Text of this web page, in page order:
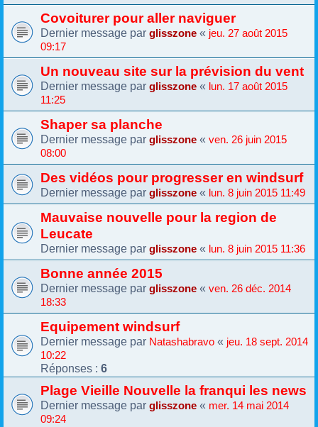
Covoiturer pour aller naviguer
Dernier message par glisszone « jeu. 27 août 2015
09:17
Un nouveau site sur la prévision du vent
Dernier message par glisszone « lun. 17 août 2015
11:25
Shaper sa planche
Dernier message par glisszone « ven. 26 juin 2015
08:00
Des vidéos pour progresser en windsurf
Dernier message par glisszone « lun. 8 juin 2015 11:49
Mauvaise nouvelle pour la region de
Leucate
Dernier message par glisszone « lun. 8 juin 2015 11:36
Bonne année 2015
Dernier message par glisszone « ven. 26 déc. 2014
18:33
Equipement windsurf
Dernier message par Natashabravo « jeu. 18 sept. 2014
10:22
Réponses : 6
Plage Vieille Nouvelle la franqui les news
Dernier message par glisszone « mer. 14 mai 2014
09:24